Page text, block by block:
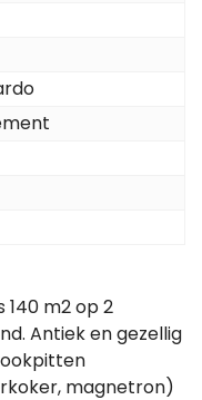
140 m2 op 2
Antiek en gezellig
magnetron)